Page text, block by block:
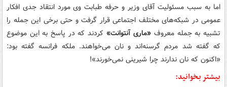
اما به سبب مسئولیت آقای وزیر و حرفه طبابت وی مورد انتقاد جدی افکار
عمومی در شبکه‌های مختلف اجتماعی قرار گرفت و حتی برخی این جمله را
تشبیه به جمله معروف «ماری آنتوانت» کردند که در پاسخ به این موضوع
که گفته شد مردم گرسنه‌اند و نان می‌خواهند. ملکه فرانسه گفته بود:
«اکنون که نان ندارند چرا شیرینی نمی‌خورند»!
بیشتر بخوانید: